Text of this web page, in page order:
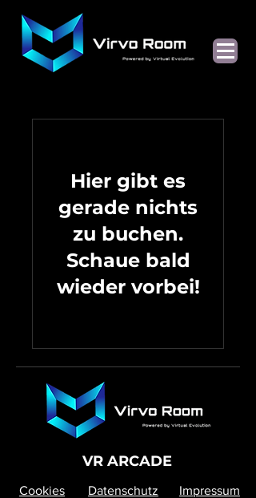
Hier gibt es
gerade nichts
zu buchen.
Schaue bald
wieder vorbei!
VR ARCADE
Cookies Datenschutz Impressum